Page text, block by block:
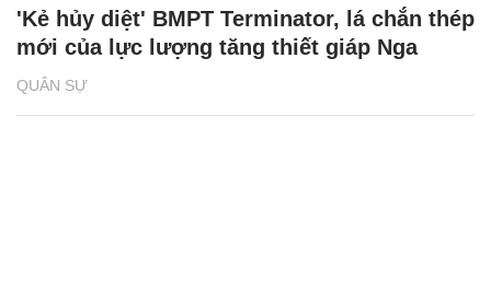
QUÂN SỰ
'Kẻ hủy diệt' BMPT Terminator, lá chắn thép
mới của lực lượng tăng thiết giáp Nga